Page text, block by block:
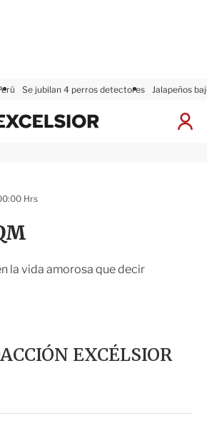
Se jubilan 4 perros detectores Jalapeños
I
x
la vida amorosa que decir
Hrs
EXCÉLSIOR